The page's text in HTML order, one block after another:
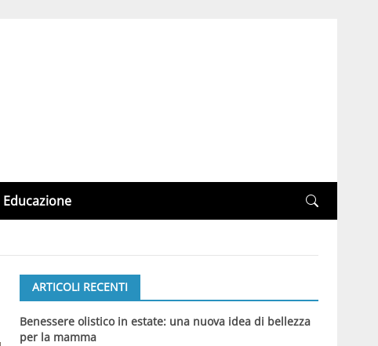
Educazione
ARTICOLI RECENTI
Benessere olistico in estate: una nuova idea di bellezza
per la mamma